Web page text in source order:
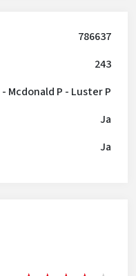
786637
243
- Mcdonald P - Luster P
Ja
Ja